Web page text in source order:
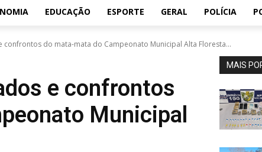
EDUCAÇÃO ESPORTE GERAL POLÍCIA
confrontos do mata-mata do Campeonato Municipal Alta Floresta...
e confrontos
Municipal
MAIS